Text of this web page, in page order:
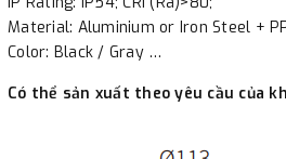
Material: Aluminium or Iron Steel +
Color: Black / Gray …
Có thể sản xuất theo yêu cầu của